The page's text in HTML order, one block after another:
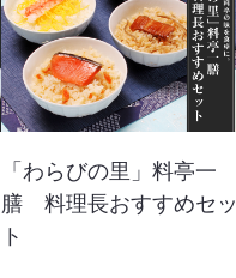
「わらびの里」料亭一
膳 料理長おすすめセッ
ト